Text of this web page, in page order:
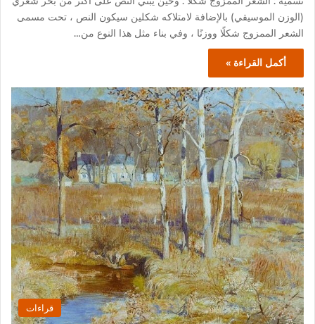
(الوزن الموسيقي) بالإضافة لامتلاكه شكلين سيكون النص ، تحت مسمى
الشعر الممزوج شكلًا ووزنًا ، وفي بناء مثل هذا النوع من…
أكمل القراءة »
قراءات